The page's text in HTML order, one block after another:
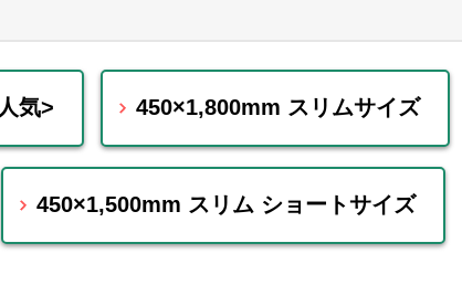
気> 450×1,800mm スリムサイズ
450×1,500mm スリム ショートサイズ